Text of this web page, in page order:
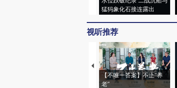
猛犸象化石接连露出
视听推荐
【不唯一答案】不止“养
老”